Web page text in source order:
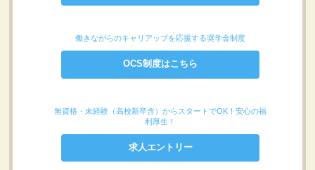
働きながらのキャリアップを応援する奨学金制度
OCS制度はこちら
無資格・未経験（高校新卒含）からスタートでOK！安心の福
利厚生！
求人エントリー